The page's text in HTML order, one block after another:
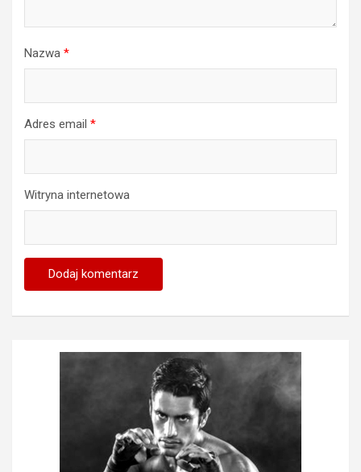
Nazwa *
Adres email *
Witryna internetowa